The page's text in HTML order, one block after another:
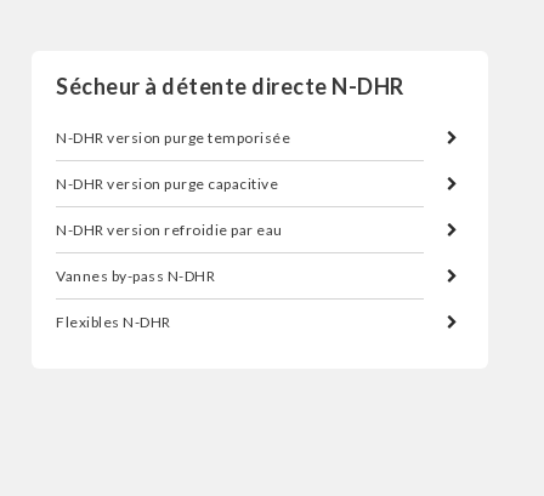
Sécheur à détente directe N-DHR
N-DHR version purge temporisée
N-DHR version purge capacitive
N-DHR version refroidie par eau
Vannes by-pass N-DHR
Flexibles N-DHR